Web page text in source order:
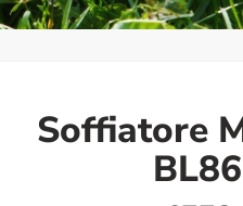
Soffiatore